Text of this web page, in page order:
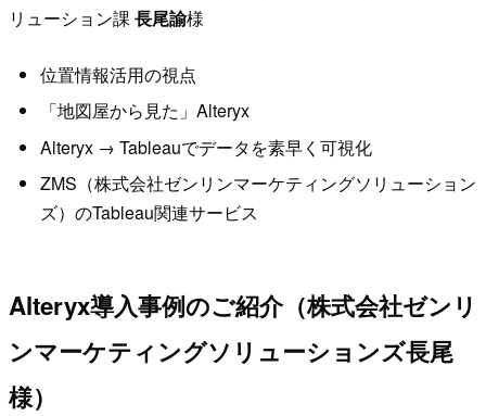
リューション課長尾諭様
位置情報活用の視点
「地図屋から見た」Alteryx
Alteryx → Tableauでデータを素早く可視化
ZMS（株式会社ゼンリンマーケティングソリューション
ズ）のTableau関連サービス
Alteryx導入事例のご紹介（株式会社ゼンリ
ンマーケティングソリューションズ長尾
様）